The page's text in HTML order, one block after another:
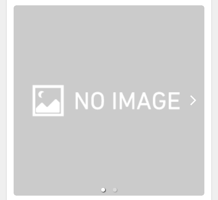
【お部屋】※全室禁煙です。
◇ホテルエリア◇